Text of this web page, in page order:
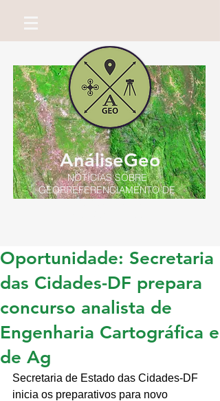
AnáliseGeo
NOTÍCIAS SOBRE
GEORREFERENCIAMENTO DE
IMÓVEIS RURAIS
Oportunidade: Secretaria
das Cidades-DF prepara
concurso analista de
Engenharia Cartográfica e
de Ag
Secretaria de Estado das Cidades-DF
inicia os preparativos para novo